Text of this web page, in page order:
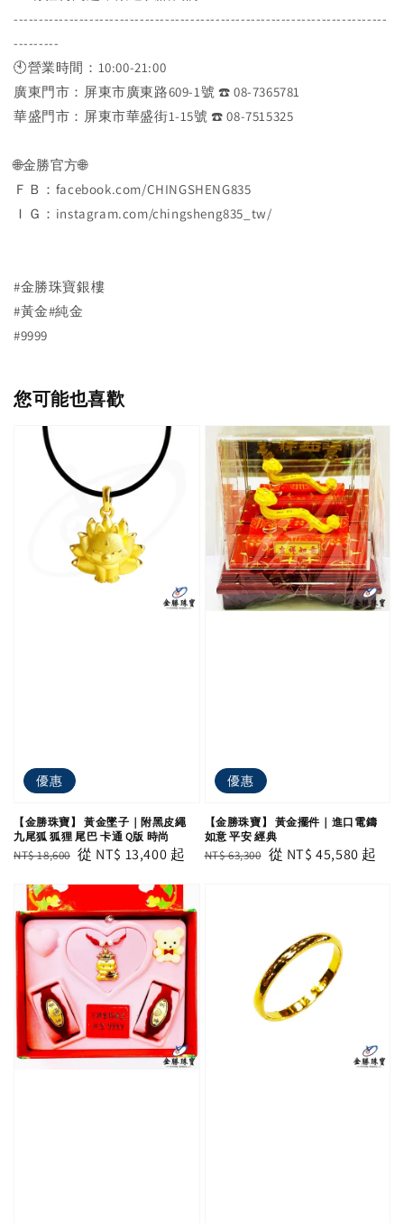
--------------------------------------------------------------------------
---------
🕙營業時間：10:00-21:00
廣東門市：屏東市廣東路609-1號 ☎️ 08-7365781
華盛門市：屏東市華盛街1-15號 ☎️ 08-7515325
🌐金勝官方🌐
ＦＢ：facebook.com/CHINGSHENG835
ＩＧ：instagram.com/chingsheng835_tw/
#金勝珠寶銀樓
#黃金#純金
#9999
您可能也喜歡
優惠
【金勝珠寶】 黃金墜子｜附黑皮繩
九尾狐 狐狸 尾巴 卡通 Q版 時尚
Regular
NT$ 18,600 Sale
從 NT$ 13,400 起
優惠
【金勝珠寶】 黃金擺件｜進口電鑄
如意 平安 經典
Regular
NT$ 63,300 Sale
從 NT$ 45,580 起